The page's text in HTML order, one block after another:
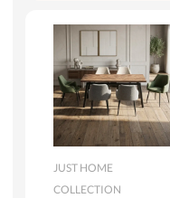
Escritorios y Sillas PC
Alfombras
JUST HOME
COLLECTION